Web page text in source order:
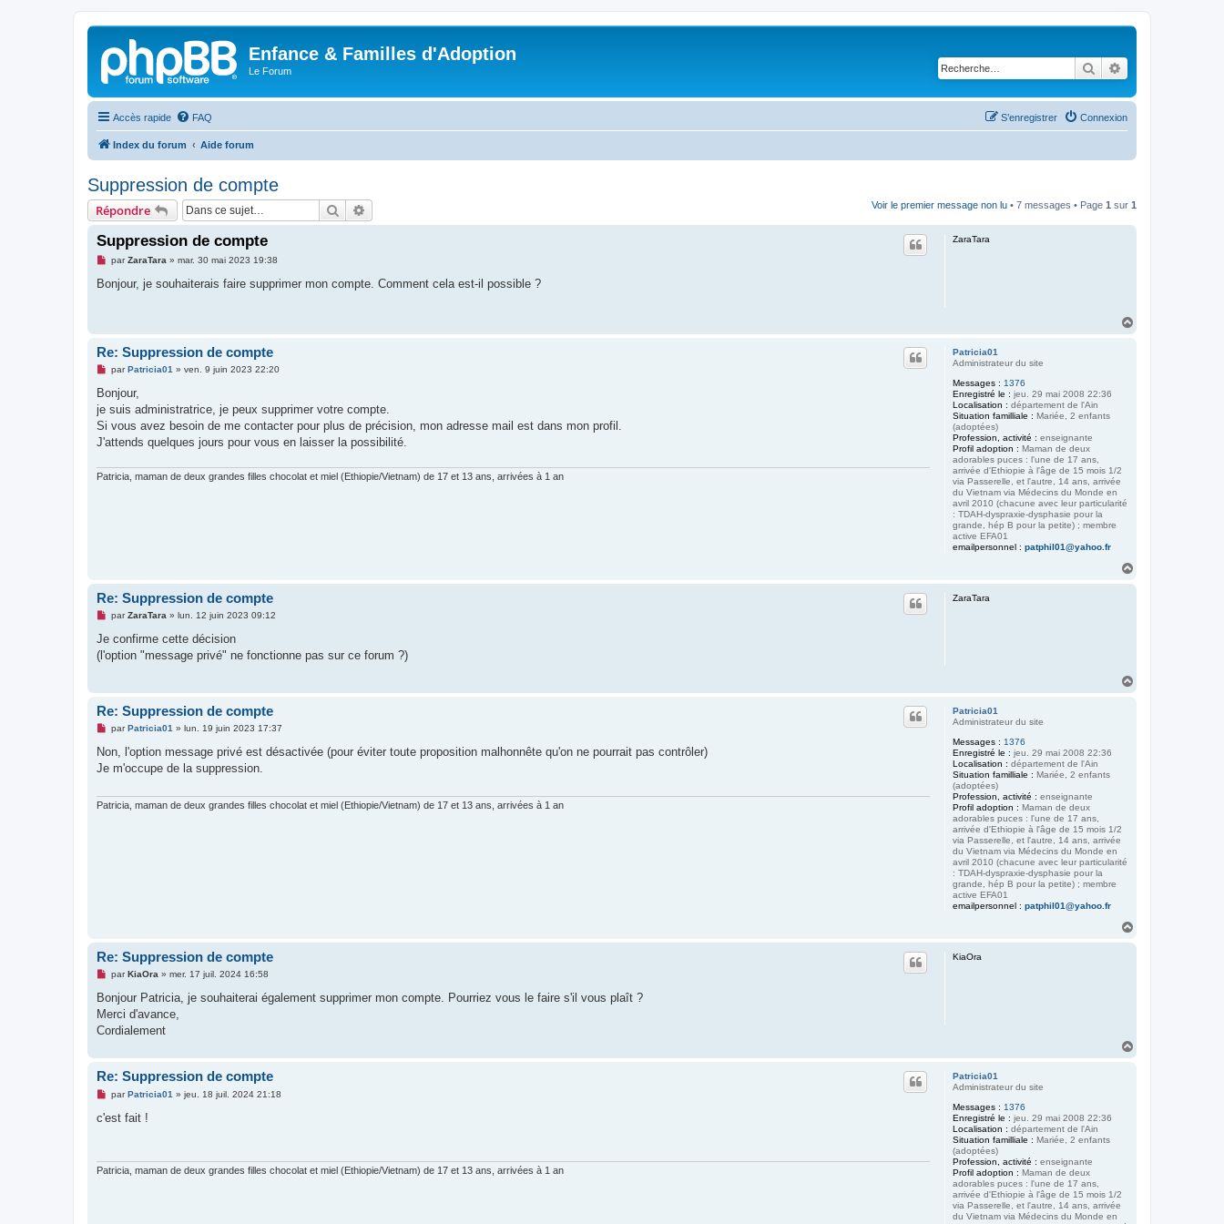
Enfance & Familles d'Adoption
Le Forum Rechercher
Accès rapide FAQ Connexion
S’enregistrer
Index du forum Aide forum
Suppression de compte
Répondre Rechercher Voir le premier message non lu • 7 messages • Page 1 sur 1
ZaraTara
Suppression de compte
M
s
n
n
parZaraTara » mar. 30 mai 2023 19:38
Bonjour, je souhaiterais faire supprimer mon compte. Comment cela est-il possible ?
Patricia01
Administrateur du site
Messages : 1376
Enregistré le : jeu. 29 mai 2008 22:36
Localisation : département de l'Ain
Situation familliale : Mariée, 2 enfants
(adoptées)
Profession, activité : enseignante
Profil adoption : Maman de deux
adorables puces : l'une de 17 ans,
arrivée d'Ethiopie à l'âge de 15 mois 1/2
via Passerelle, et l'autre, 14 ans, arrivée
du Vietnam via Médecins du Monde en
avril 2010 (chacune avec leur particularité
: TDAH-dyspraxie-dysphasie pour la
grande, hép B pour la petite) ; membre
active EFA01
emailpersonnel : patphil01@yahoo.fr
Re: Suppression de compte
M
s
a
g
n
n
l
parPatricia01 » ven. 9 juin 2023 22:20
Bonjour,
je suis administratrice, je peux supprimer votre compte.
Si vous avez besoin de me contacter pour plus de précision, mon adresse mail est dans mon profil.
J'attends quelques jours pour vous en laisser la possibilité.
Patricia, maman de deux grandes filles chocolat et miel (Ethiopie/Vietnam) de 17 et 13 ans, arrivées à 1 an
ZaraTara
Re: Suppression de compte
M
s
a
n
u
parZaraTara » lun. 12 juin 2023 09:12
Je confirme cette décision
(l'option "message privé" ne fonctionne pas sur ce forum ?)
Patricia01
Administrateur du site
Messages : 1376
Enregistré le : jeu. 29 mai 2008 22:36
Localisation : département de l'Ain
Situation familliale : Mariée, 2 enfants
(adoptées)
Profession, activité : enseignante
Profil adoption : Maman de deux
adorables puces : l'une de 17 ans,
arrivée d'Ethiopie à l'âge de 15 mois 1/2
via Passerelle, et l'autre, 14 ans, arrivée
du Vietnam via Médecins du Monde en
avril 2010 (chacune avec leur particularité
: TDAH-dyspraxie-dysphasie pour la
grande, hép B pour la petite) ; membre
active EFA01
emailpersonnel : patphil01@yahoo.fr
Re: Suppression de compte
M
s
a
n
parPatricia01 » lun. 19 juin 2023 17:37
Non, l'option message privé est désactivée (pour éviter toute proposition malhonnête qu'on ne pourrait pas contrôler)
Je m'occupe de la suppression.
Patricia, maman de deux grandes filles chocolat et miel (Ethiopie/Vietnam) de 17 et 13 ans, arrivées à 1 an
KiaOra
Re: Suppression de compte
M
s
a
g
o
l
u
parKiaOra » mer. 17 juil. 2024 16:58
Bonjour Patricia, je souhaiterai également supprimer mon compte. Pourriez vous le faire s'il vous plaît ?
Merci d'avance,
Cordialement
Patricia01
Administrateur du site
Messages : 1376
Enregistré le : jeu. 29 mai 2008 22:36
Localisation : département de l'Ain
Situation familliale : Mariée, 2 enfants
(adoptées)
Profession, activité : enseignante
Profil adoption : Maman de deux
adorables puces : l'une de 17 ans,
arrivée d'Ethiopie à l'âge de 15 mois 1/2
via Passerelle, et l'autre, 14 ans, arrivée
du Vietnam via Médecins du Monde en
Re: Suppression de compte
M
s
n
parPatricia01 » jeu. 18 juil. 2024 21:18
c'est fait !
Patricia, maman de deux grandes filles chocolat et miel (Ethiopie/Vietnam) de 17 et 13 ans, arrivées à 1 an